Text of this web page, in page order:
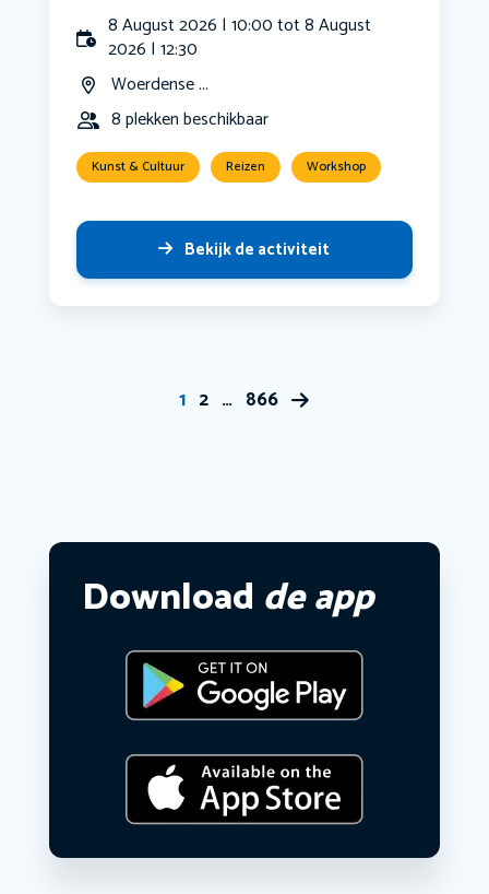
8 August 2026 | 10:00 tot 8 August
2026 | 12:30
Woerdense ...
8 plekken beschikbaar
Kunst & Cultuur Reizen Workshop
Bekijk de activiteit
1 2 … 866
Download de app